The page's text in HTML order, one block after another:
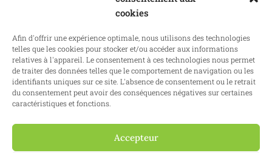
cookies
Afin d'offrir une expérience optimale, nous utilisons des technologies
telles que les cookies pour stocker et/ou accéder aux informations
relatives à l'appareil. Le consentement à ces technologies nous permet
de traiter des données telles que le comportement de navigation ou les
identifiants uniques sur ce site. L'absence de consentement ou le retrait
du consentement peut avoir des conséquences négatives sur certaines
caractéristiques et fonctions.
Accepteur
Recevez des mises à jour mensuelles sur le
droit immobilier en Belgique et à l'étranger.